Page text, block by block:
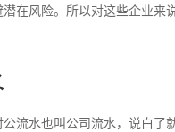
在风险。所以对这些企业
流水也叫公司流水，说白